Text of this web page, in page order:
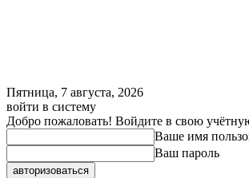
Пятница, 7 августа, 2026
войти в систему
Добро пожаловать! Войдите в свою
Ваше имя
Ваш пароль